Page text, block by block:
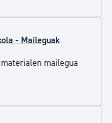
- Maileguak
mailegua